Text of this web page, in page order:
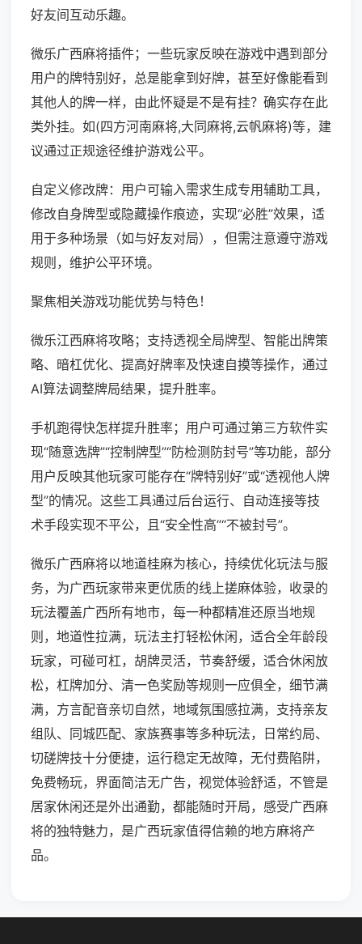
好友间互动乐趣。
微乐广西麻将插件；一些玩家反映在游戏中遇到部分
用户的牌特别好，总是能拿到好牌，甚至好像能看到
其他人的牌一样，由此怀疑是不是有挂？确实存在此
类外挂。如(四方河南麻将,大同麻将,云帆麻将)等，建
议通过正规途径维护游戏公平。
自定义修改牌：用户可输入需求生成专用辅助工具，
修改自身牌型或隐藏操作痕迹，实现“必胜”效果，适
用于多种场景（如与好友对局），但需注意遵守游戏
规则，维护公平环境。
聚焦相关游戏功能优势与特色！
微乐江西麻将攻略；支持透视全局牌型、智能出牌策
略、暗杠优化、提高好牌率及快速自摸等操作，通过
AI算法调整牌局结果，提升胜率。
手机跑得快怎样提升胜率；用户可通过第三方软件实
现“随意选牌”“控制牌型”“防检测防封号”等功能，部分
用户反映其他玩家可能存在“牌特别好”或“透视他人牌
型”的情况。这些工具通过后台运行、自动连接等技
术手段实现不平公，且“安全性高”“不被封号”。
微乐广西麻将以地道桂麻为核心，持续优化玩法与服
务，为广西玩家带来更优质的线上搓麻体验，收录的
玩法覆盖广西所有地市，每一种都精准还原当地规
则，地道性拉满，玩法主打轻松休闲，适合全年龄段
玩家，可碰可杠，胡牌灵活，节奏舒缓，适合休闲放
松，杠牌加分、清一色奖励等规则一应俱全，细节满
满，方言配音亲切自然，地域氛围感拉满，支持亲友
组队、同城匹配、家族赛事等多种玩法，日常约局、
切磋牌技十分便捷，运行稳定无故障，无付费陷阱，
免费畅玩，界面简洁无广告，视觉体验舒适，不管是
居家休闲还是外出通勤，都能随时开局，感受广西麻
将的独特魅力，是广西玩家值得信赖的地方麻将产
品。